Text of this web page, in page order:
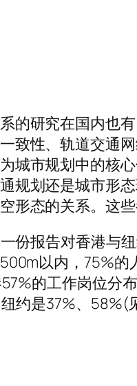
的研究在国内也
致性、轨道交通
城市规划中的核
规划还是城市形
形态的关系。这
份报告对香港与
以内，75%的
的工作岗位分
约是37%、58%(